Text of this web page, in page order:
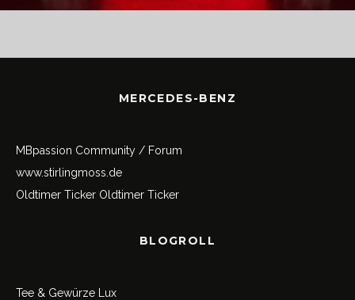
MERCEDES-BENZ
MBpassion Community / Forum
www.stirlingmoss.de
Oldtimer Ticker Oldtimer Ticker
BLOGROLL
Tee & Gewürze Lux